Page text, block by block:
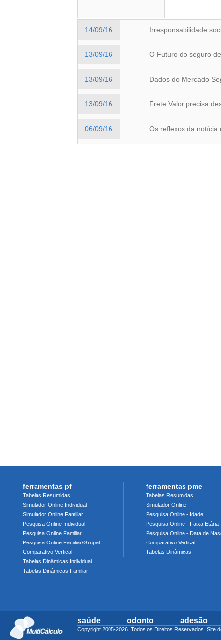
14/09/16 Irresponsabilidade
13/09/16 O Futuro do seguro
13/09/16 Dados do Mercado
13/09/16 Frete Valor precisa
06/09/16 Os reflexos da notícia
ferramentas pf
Tabelas Resumidas
Simulador Online Individual
Simulador Online Familiar
Pesquisa Online Individual
Pesquisa Online Familiar
Pesquisa Online Familiar/Grupal
Comparativo Vertical
Tabelas Dinâmicas Individual
Tabelas Dinâmicas Familiar
ferramentas pme
Tabelas Resumidas
Simulador Online
Pesquisa Online - Idade
Pesquisa Online - Faixa Etária
Pesquisa Online - Data de
Comparativo Vertical
Tabelas Dinâmicas
saúde odonto adesão
Copyright 2005-2026. Todos os Direitos Reservados. Site